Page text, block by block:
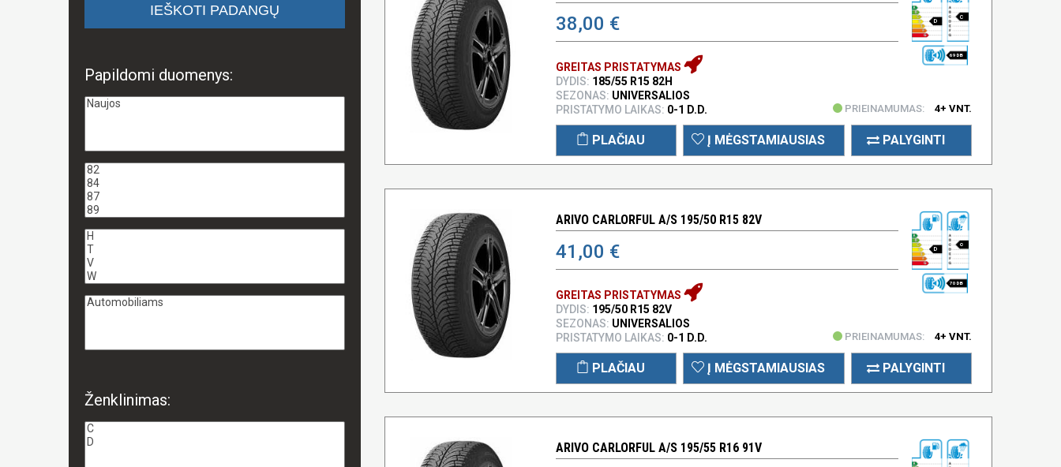
Papildomi duomenys:
Ženklinimas:
38,00 € D
C
69 DB
GREITAS PRISTATYMAS
DYDIS: 185/55 R15 82H
SEZONAS: UNIVERSALIOS
PRISTATYMO LAIKAS: 0-1 D.D. PRIEINAMUMAS: 4+ VNT.
PLAČIAU Į MĖGSTAMIAUSIAS PALYGINTI
ARIVO CARLORFUL A/S 195/50 R15 82V
41,00 € D
C
70 DB
GREITAS PRISTATYMAS
DYDIS: 195/50 R15 82V
SEZONAS: UNIVERSALIOS
PRISTATYMO LAIKAS: 0-1 D.D. PRIEINAMUMAS: 4+ VNT.
PLAČIAU Į MĖGSTAMIAUSIAS PALYGINTI
ARIVO CARLORFUL A/S 195/55 R16 91V